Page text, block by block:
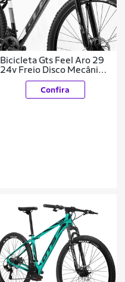
Bicicleta Gts Feel Aro 29
24v Freio Disco Mecânico
e Suspensão
Confira